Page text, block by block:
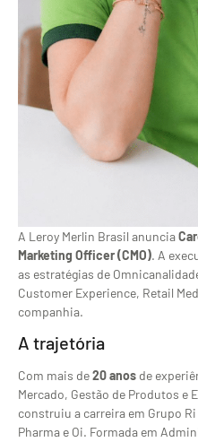
A Leroy Merlin Brasil anuncia
Marketing Officer (CMO). A
as estratégias de
Customer Experience, Retail
companhia.
A trajetória
Com mais de20 anos de
Mercado, Gestão de Produtos e
construiu a carreira em Grupo
Pharma e Oi. Formada em